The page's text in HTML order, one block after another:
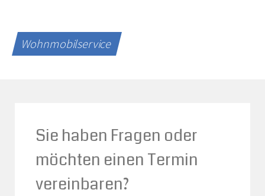
Wohnmobilservice
Sie haben Fragen oder
möchten einen Termin
vereinbaren?